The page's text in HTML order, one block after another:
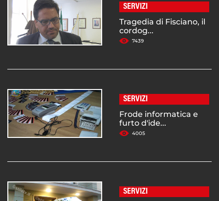
SERVIZI
Tragedia di Fisciano, il
cordog...
7439
SERVIZI
Frode informatica e
furto d'ide...
4005
SERVIZI